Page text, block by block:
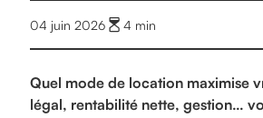
04 juin 2026 4 min
Quel mode de location maximise
légal, rentabilité nette, gestion…